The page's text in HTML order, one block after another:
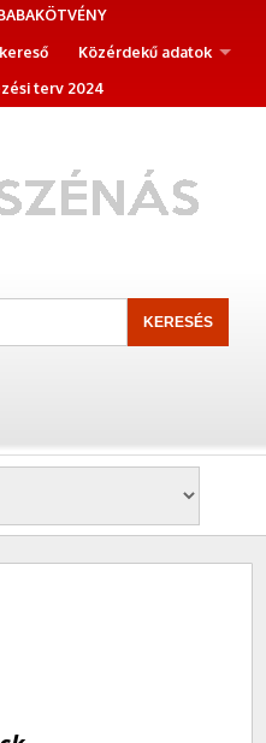
Közérdekű adatok
terv 2024